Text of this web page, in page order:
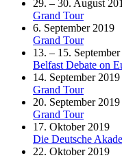
29. – 30. August
Grand Tour
6. September 2019
Grand Tour
13. – 15.
Belfast Debate on
14. September 2019
Grand Tour
20. September 2019
Grand Tour
17. Oktober 2019
Die Deutsche
22. Oktober 2019